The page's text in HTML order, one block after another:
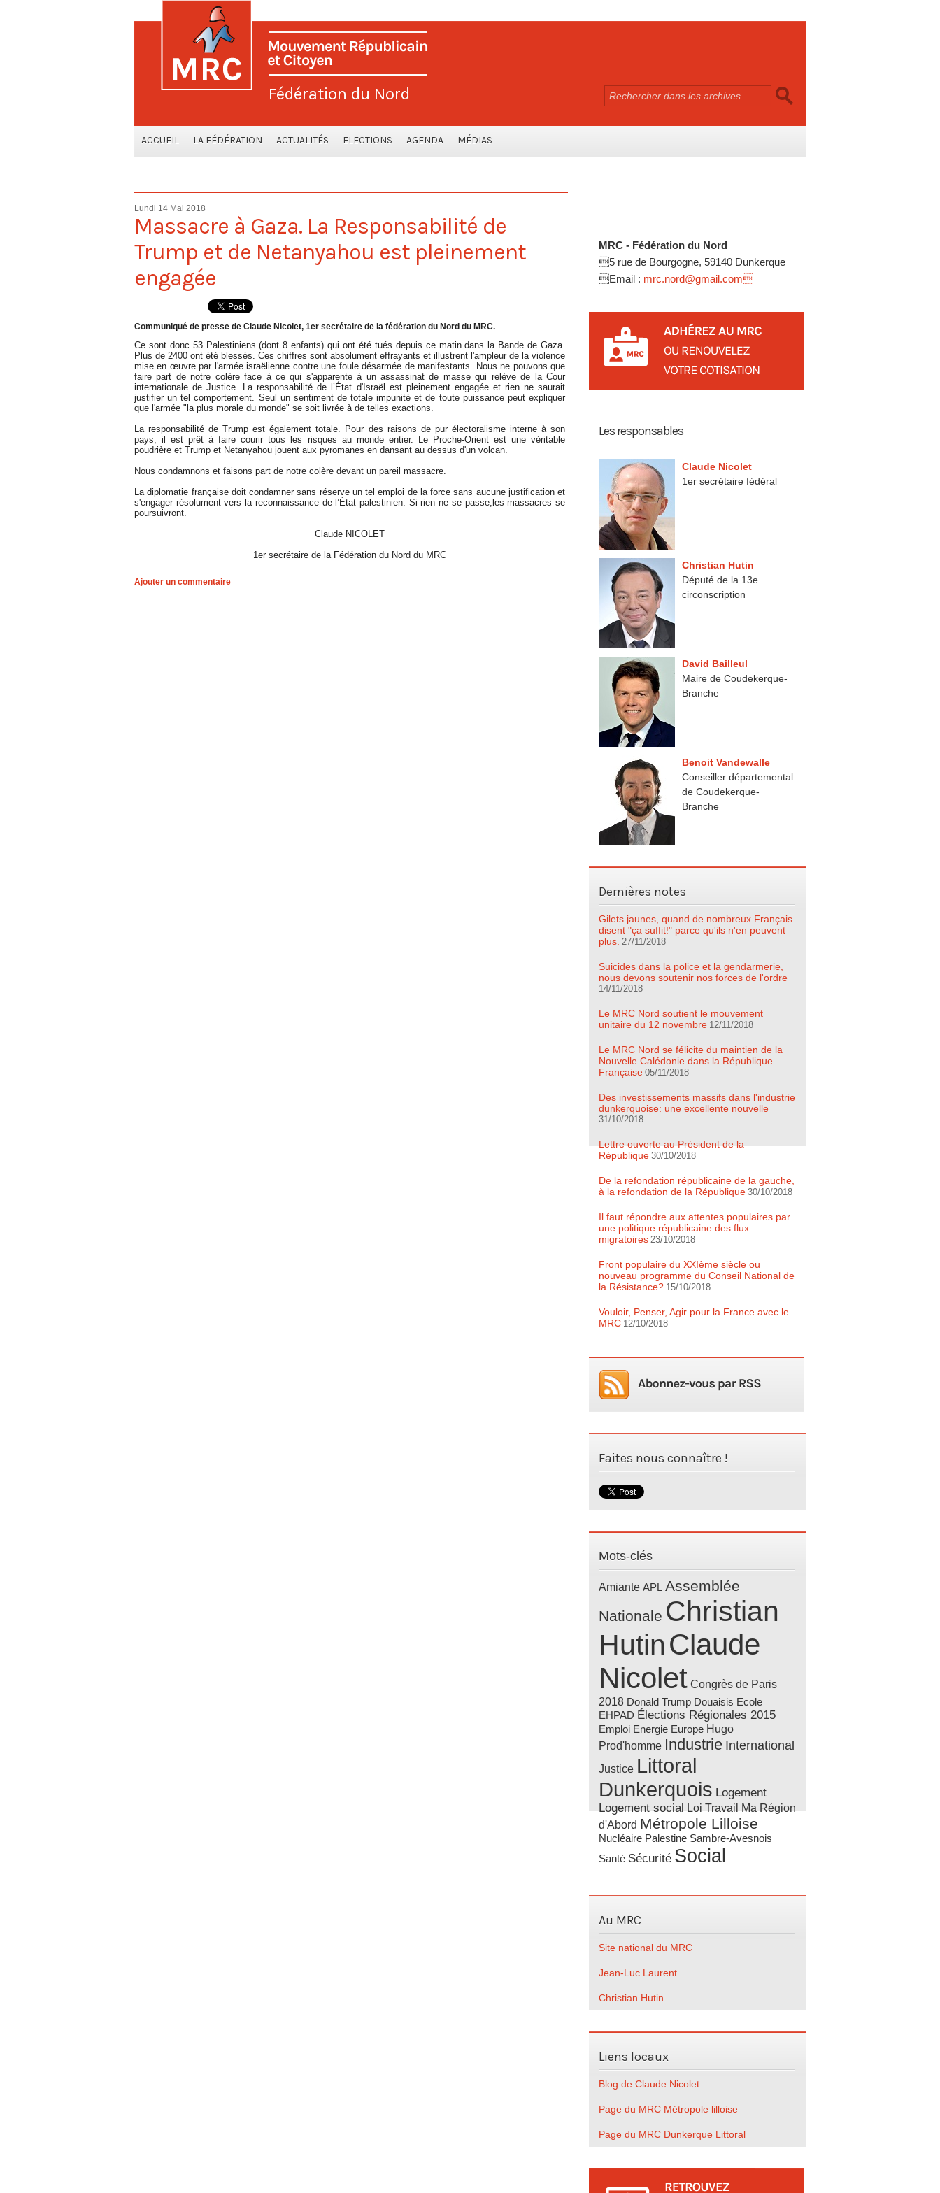
Fédération du Nord
ACCUEIL LA FÉDÉRATION ACTUALITÉS ELECTIONS AGENDA MÉDIAS
Lundi 14 Mai 2018
Massacre à Gaza. La Responsabilité de
Trump et de Netanyahou est pleinement
engagée
Communiqué de presse de Claude Nicolet, 1er secrétaire de la fédération du Nord du MRC.
Ce sont donc 53 Palestiniens (dont 8 enfants) qui ont été tués depuis ce matin dans la Bande de Gaza.
Plus de 2400 ont été blessés. Ces chiffres sont absolument effrayants et illustrent l'ampleur de la violence
mise en œuvre par l'armée israëlienne contre une foule désarmée de manifestants. Nous ne pouvons que
faire part de notre colère face à ce qui s'apparente à un assassinat de masse qui relève de la Cour
internationale de Justice. La responsabilité de l’État d'Israël est pleinement engagée et rien ne saurait
justifier un tel comportement. Seul un sentiment de totale impunité et de toute puissance peut expliquer
que l'armée "la plus morale du monde" se soit livrée à de telles exactions.
La responsabilité de Trump est également totale. Pour des raisons de pur électoralisme interne à son
pays, il est prêt à faire courir tous les risques au monde entier. Le Proche-Orient est une véritable
poudrière et Trump et Netanyahou jouent aux pyromanes en dansant au dessus d'un volcan.
Nous condamnons et faisons part de notre colère devant un pareil massacre.
La diplomatie française doit condamner sans réserve un tel emploi de la force sans aucune justification et
s'engager résolument vers la reconnaissance de l’État palestinien. Si rien ne se passe,les massacres se
poursuivront.
Claude NICOLET
1er secrétaire de la Fédération du Nord du MRC
Ajouter un commentaire
MRC - Fédération du Nord
5 rue de Bourgogne, 59140 Dunkerque
Email : mrc.nord@gmail.com
Les responsables
Claude Nicolet
1er secrétaire fédéral
Christian Hutin
Député de la 13e
circonscription
David Bailleul
Maire de Coudekerque-
Branche
Benoit Vandewalle
Conseiller départemental
de Coudekerque-
Branche
Dernières notes
Gilets jaunes, quand de nombreux Français
disent "ça suffit!" parce qu'ils n'en peuvent
plus. 27/11/2018
Suicides dans la police et la gendarmerie,
nous devons soutenir nos forces de l'ordre
14/11/2018
Le MRC Nord soutient le mouvement
unitaire du 12 novembre 12/11/2018
Le MRC Nord se félicite du maintien de la
Nouvelle Calédonie dans la République
Française 05/11/2018
Des investissements massifs dans l'industrie
dunkerquoise: une excellente nouvelle
31/10/2018
Lettre ouverte au Président de la
République 30/10/2018
De la refondation républicaine de la gauche,
à la refondation de la République 30/10/2018
Il faut répondre aux attentes populaires par
une politique républicaine des flux
migratoires 23/10/2018
Front populaire du XXIème siècle ou
nouveau programme du Conseil National de
la Résistance? 15/10/2018
Vouloir, Penser, Agir pour la France avec le
MRC 12/10/2018
Faites nous connaître !
Mots-clés
Amiante APL Assemblée
Nationale Christian
HutinClaude
Nicolet Congrès de Paris
2018 Donald Trump Douaisis Ecole
EHPAD Élections Régionales 2015
Emploi Energie Europe Hugo
Prod'homme Industrie International
Justice Littoral
Dunkerquois Logement
Logement social Loi Travail Ma Région
d'Abord Métropole Lilloise
Nucléaire Palestine Sambre-Avesnois
Santé Sécurité Social
Au MRC
Site national du MRC
Jean-Luc Laurent
Christian Hutin
Liens locaux
Blog de Claude Nicolet
Page du MRC Métropole lilloise
Page du MRC Dunkerque Littoral